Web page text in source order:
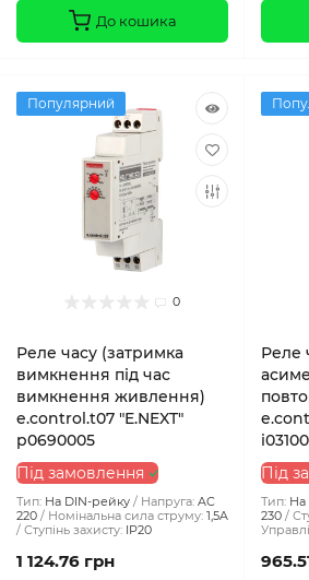
До кошика
Популярний
0
Реле часу (затримка
вимкнення під час
вимкнення живлення)
e.control.t07 "E.NEXT"
p0690005
Під замовлення
Тип: На DIN-рейку Напруга: AC
220
Номінальна сила струму: 1,5A
Ступінь захисту: IP20
1 124.76 грн
Реле
Під
Тип: На
230